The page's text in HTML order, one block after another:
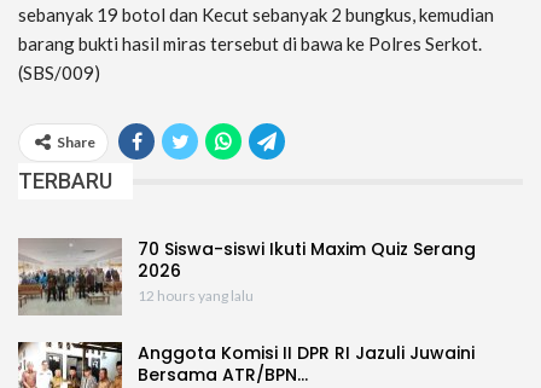
sebanyak 19 botol dan Kecut sebanyak 2 bungkus, kemudian
barang bukti hasil miras tersebut di bawa ke Polres Serkot.
(SBS/009)
Share
TERBARU
70 Siswa-siswi Ikuti Maxim Quiz Serang
2026
12 hours yang lalu
Anggota Komisi II DPR RI Jazuli Juwaini
Bersama ATR/BPN…